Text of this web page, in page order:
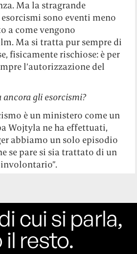
Ma la stragrande
sono eventi meno
a come vengono
Ma si tratta pur sempre di
fisicamente rischiose: è per
l’autorizzazione del
gli esorcismi?
è un ministero come un
Wojtyla ne ha effettuati,
abbiamo un solo episodio
se pare si sia trattato di un
cui si parla,
resto.